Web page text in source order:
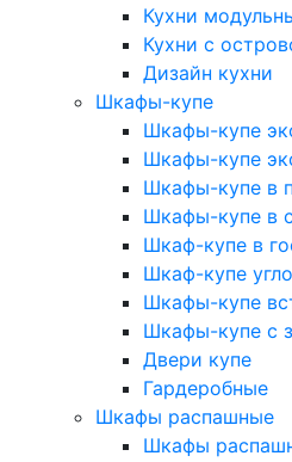
Кухни
Кухни с
Дизайн кухни
Шкафы-купе
Шкафы-купе
Шкафы-купе
Шкафы-купе в
Шкафы-купе в
Шкаф-купе в
Шкаф-купе
Шкафы-купе
Шкафы-купе с
Двери купе
Гардеробные
Шкафы распашные
Шкафы